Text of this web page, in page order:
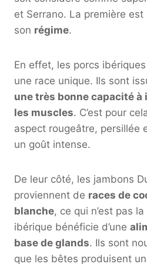
et Serrano. La première
son régime.
En effet, les porcs
une race unique. Ils sont
une très bonne capacité
les muscles. C’est pour
aspect rougeâtre, persillée
un goût intense.
De leur côté, les jambons
proviennent de races de
blanche, ce qui n’est pas
ibérique bénéficie d’une
base de glands. Ils sont
que les bêtes produisent